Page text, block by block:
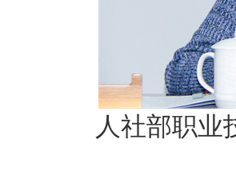
人社部职业